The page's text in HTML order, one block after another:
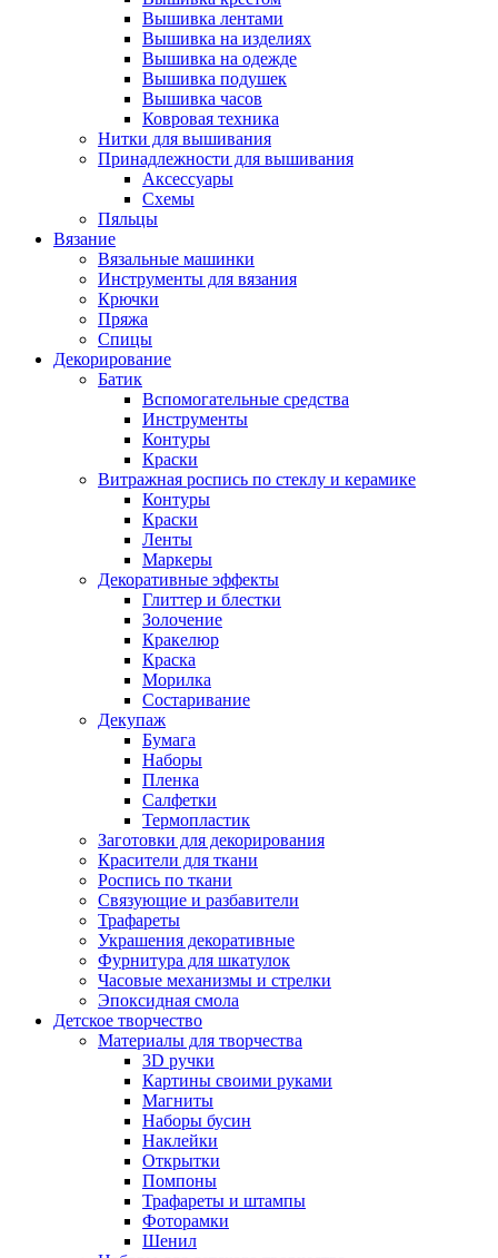
Вышивка лентами
Вышивка на изделиях
Вышивка на одежде
Вышивка подушек
Вышивка часов
Ковровая техника
Нитки для вышивания
Принадлежности для вышивания
Аксессуары
Схемы
Пяльцы
Вязание
Вязальные машинки
Инструменты для вязания
Крючки
Пряжа
Спицы
Декорирование
Батик
Вспомогательные средства
Инструменты
Контуры
Краски
Витражная роспись по стеклу и керамике
Контуры
Краски
Ленты
Маркеры
Декоративные эффекты
Глиттер и блестки
Золочение
Кракелюр
Краска
Морилка
Состаривание
Декупаж
Бумага
Наборы
Пленка
Салфетки
Термопластик
Заготовки для декорирования
Красители для ткани
Роспись по ткани
Связующие и разбавители
Трафареты
Украшения декоративные
Фурнитура для шкатулок
Часовые механизмы и стрелки
Эпоксидная смола
Детское творчество
Материалы для творчества
3D ручки
Картины своими руками
Магниты
Наборы бусин
Наклейки
Открытки
Помпоны
Трафареты и штампы
Фоторамки
Шенил